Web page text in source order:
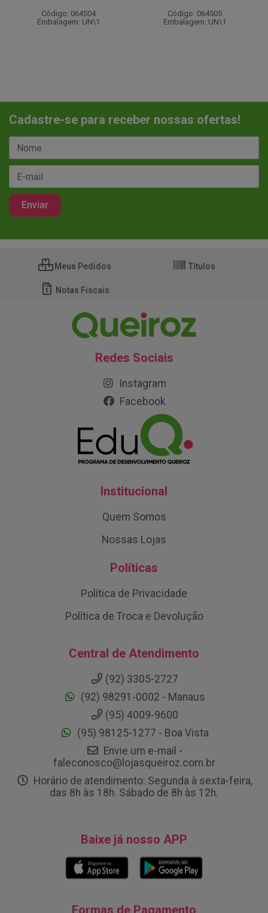
Código: 064504
Embalagem: UN\1
Código: 064505
Embalagem: UN\1
Cadastre-se para receber nossas ofertas!
Meus Pedidos Títulos
Notas Fiscais
Redes Sociais
Instagram
Facebook
Institucional
Quem Somos
Nossas Lojas
Políticas
Política de Privacidade
Política de Troca e Devolução
Central de Atendimento
(92) 3305-2727
(92) 98291-0002 - Manaus
(95) 4009-9600
(95) 98125-1277 - Boa Vista
Envie um e-mail -
faleconosco@lojasqueiroz.com.br
Horário de atendimento: Segunda à sexta-feira,
das 8h às 18h. Sábado de 8h às 12h.
Baixe já nosso APP
Formas de Pagamento